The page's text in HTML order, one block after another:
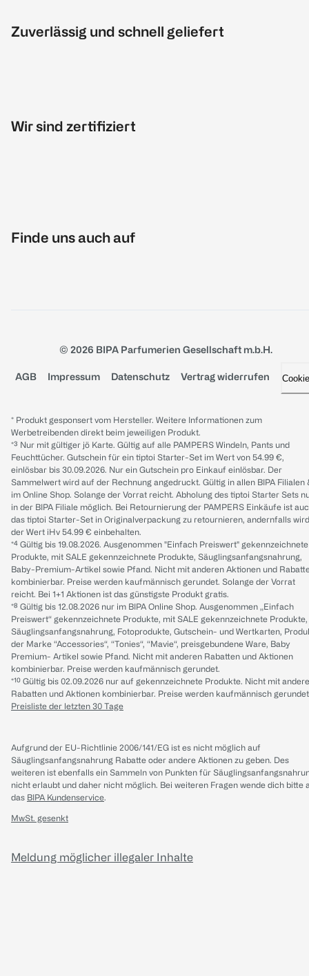
Zuverlässig und schnell geliefert
Wir sind zertifiziert
Finde uns auch auf
© 2026 BIPA Parfumerien Gesellschaft m.b.H.
AGB Impressum Datenschutz Vertrag widerrufen
* Produkt gesponsert vom Hersteller. Weitere Informationen zum
Werbetreibenden direkt beim jeweiligen Produkt.
*³ Nur mit gültiger jö Karte. Gültig auf alle PAMPERS Windeln, Pants und
Feuchttücher. Gutschein für ein tiptoi Starter-Set im Wert von 54.99 €,
einlösbar bis 30.09.2026. Nur ein Gutschein pro Einkauf einlösbar. Der
Sammelwert wird auf der Rechnung angedruckt. Gültig in allen BIPA Filialen
im Online Shop. Solange der Vorrat reicht. Abholung des tiptoi Starter Sets
in der BIPA Filiale möglich. Bei Retournierung der PAMPERS Einkäufe ist
das tiptoi Starter-Set in Originalverpackung zu retournieren, andernfalls wird
der Wert iHv 54.99 € einbehalten.
*⁴ Gültig bis 19.08.2026. Ausgenommen "Einfach Preiswert" gekennzeichnete
Produkte, mit SALE gekennzeichnete Produkte, Säuglingsanfangsnahrung,
Baby-Premium-Artikel sowie Pfand. Nicht mit anderen Aktionen und
kombinierbar. Preise werden kaufmännisch gerundet. Solange der Vorrat
reicht. Bei 1+1 Aktionen ist das günstigste Produkt gratis.
*⁸ Gültig bis 12.08.2026 nur im BIPA Online Shop. Ausgenommen „Einfach
Preiswert“ gekennzeichnete Produkte, mit SALE gekennzeichnete Produkte,
Säuglingsanfangsnahrung, Fotoprodukte, Gutschein- und Wertkarten,
der Marke “Accessories“, “Tonies“, “Mavie“, preisgebundene Ware, Baby
Premium- Artikel sowie Pfand. Nicht mit anderen Rabatten und Aktionen
kombinierbar. Preise werden kaufmännisch gerundet.
*¹⁰ Gültig bis 02.09.2026 nur auf gekennzeichnete Produkte. Nicht mit
Rabatten und Aktionen kombinierbar. Preise werden kaufmännisch
Preisliste der letzten 30 Tage
Aufgrund der EU-Richtlinie 2006/141/EG ist es nicht möglich auf
Säuglingsanfangsnahrung Rabatte oder andere Aktionen zu geben. Des
weiteren ist ebenfalls ein Sammeln von Punkten für
nicht erlaubt und daher nicht möglich. Bei weiteren Fragen wende dich bitte
das BIPA Kundenservice.
MwSt. gesenkt
Meldung möglicher illegaler Inhalte